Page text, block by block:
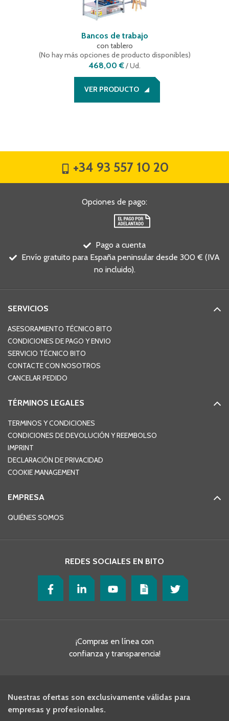
Bancos de trabajo
con tablero
(No hay más opciones de producto disponibles)
468,00 €/Ud.
VER PRODUCTO
+34 93 557 10 20
Opciones de pago:
Pago a cuenta
Envío gratuito para España peninsular desde 300 € (IVA
no incluido).
SERVICIOS
ASESORAMIENTO TÉCNICO BITO
CONDICIONES DE PAGO Y ENVIO
SERVICIO TÉCNICO BITO
CONTACTE CON NOSOTROS
CANCELAR PEDIDO
TÉRMINOS LEGALES
TERMINOS Y CONDICIONES
CONDICIONES DE DEVOLUCIÓN Y REEMBOLSO
IMPRINT
DECLARACIÓN DE PRIVACIDAD
COOKIE MANAGEMENT
EMPRESA
QUIÉNES SOMOS
REDES SOCIALES EN BITO
¡Compras en línea con
confianza y transparencia!
Nuestras ofertas son exclusivamente válidas para
empresas y profesionales.